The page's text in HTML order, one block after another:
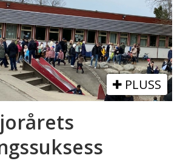
PLUSS